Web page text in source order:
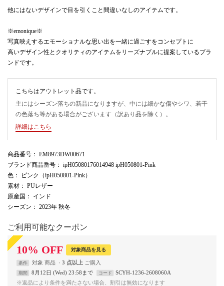
他にはないデザインで目を引くこと間違いなしのアイテムです。
※emonique※
写真映えするエモーショナルな思い出を一緒に過ごすをコンセプトに
高いデザイン性とクオリティのアイテムをリーズナブルに提案しているブラ
ンドです。
こちらはアウトレット品です。
主にはシーズン落ちの新品になりますが、中には細かな傷やシワ、若干
の色落ち等がある場合がございます（訳あり品を除く）。
詳細はこちら
商品番号 ： EM8973DW00671
ブランド商品番号 ： ipH05080176014948 ipH050801-Pink
色 ： ピンク（ipH050801-Pink）
素材 ： PUレザー
原産国 ： インド
シーズン ： 2023年 秋冬
ご利用可能なクーポン
10% OFF 対象商品を見る
条件 対象 商品 3 点以上
期間 8月12日 (Wed) 23:58まで コード
SCYH-1236-2608060A
※返品により条件を満たさない場合、割引は無効になります